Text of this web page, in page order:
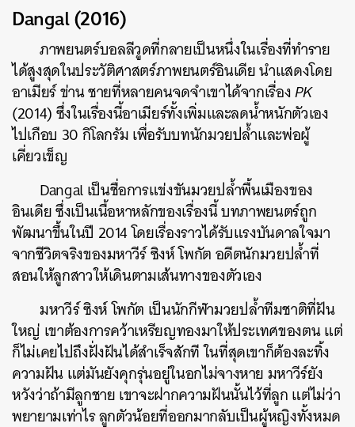
Dangal (2016)
ภาพยนตร์บอลลีวูดที่กลายเป็นหนึ่งในเรื่องที่ทำราย
ได้สูงสุดในประวัติศาสตร์ภาพยนตร์อินเดียนำแสดงโดย
อาเมียร์ ข่าน ชายที่หลายคนจดจำเขาได้จากเรื่องPK
(2014) ซึ่งในเรื่องนี้อาเมียร์ทั้งเพิ่มและลดน้ำหนักตัวเอง
ไปเกือบ 30 กิโลกรัม เพื่อรับบทนักมวยปล้ำและพ่อผู้
เคี่ยวเข็ญ
Dangal เป็นชื่อการแข่งขันมวยปล้ำพื้นเมืองของ
อินเดีย ซึ่งเป็นเนื้อหาหลักของเรื่องนี้ บทภาพยนตร์ถูก
พัฒนาขึ้นในปี 2014 โดยเรื่องราวได้รับแรงบันดาลใจมา
จากชีวิตจริงของมหาวีร์ ซิงห์ โพกัต อดีตนักมวยปล้ำที่
สอนให้ลูกสาวให้เดินตามเส้นทางของตัวเอง
มหาวีร์ ซิงห์ โพกัต เป็นนักกีฬามวยปล้ำทีมชาติที่ฝัน
ใหญ่ เขาต้องการคว้าเหรียญทองมาให้ประเทศของตน แต่
ก็ไม่เคยไปถึงฝั่งฝันได้สำเร็จสักที ในที่สุดเขาก็ต้องละทิ้ง
ความฝัน แต่มันยังคุกรุ่นอยู่ในอกไม่จางหาย มหาวีร์ยัง
หวังว่าถ้ามีลูกชาย เขาจะฝากความฝันนั้นไว้ที่ลูก แต่ไม่ว่า
พยายามเท่าไร ลูกตัวน้อยที่ออกมากลับเป็นผู้หญิงทั้งหมด